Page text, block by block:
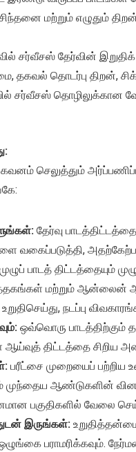
மற்றும் எழுதும்
சர்வீசஸ் தேர்வின்
தகவல் தொடர்பு திறன்,
சர்வீசஸ் தொழிலுக்கான
கவனம் செலுத்தும்
தேர்வு
வகைப்படுத்தி, அதற்கேற்ப
முழுப் பாடத் திட்டத்தையும்
புத்தகங்கள் மற்றும்
நடப்பு
ஒவ்வொரு பாடத்திற்கும்
திட்டத்தை சிறிய
பரீட்சை முறையைப் பற்றிய
முந்தைய ஆண்டுகளின்
பகுதிகளில் வேலை
இருங்கள்:
ஒழுங்கை பராமரிக்கவும்.